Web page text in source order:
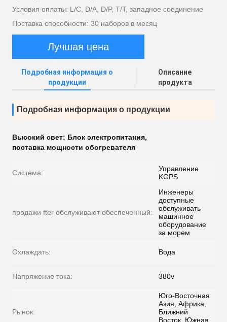
Условия оплаты: L/C, D/A, D/P, T/T, западное соединение
Поставка способности: 30 наборов в месяц
Лучшая цена
Подробная информация о
продукции
Описание
продукта
Подробная информация о продукции
Высокий свет: Блок электропитания,
поставка мощности обогревателя
Система:
Управление
KGPS
продажи fter обслуживают обеспеченный:
Инженеры
доступные
обслуживать
машинное
оборудование
за морем
Охлаждать: Вода
Напряжение тока: 380v
Рынок:
Юго-Восточная
Азия, Африка,
Ближний
Восток, Южная